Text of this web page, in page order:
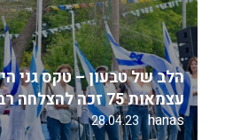
הלב של טבעון – טקס גני
עצמאות 75 זכה להצלחה רבה גם השנה
hanas
28.04.23